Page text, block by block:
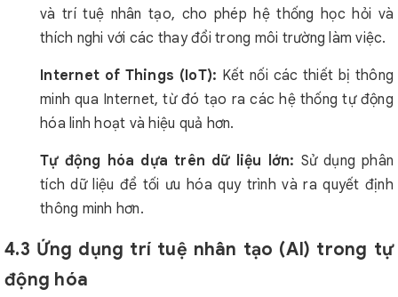
và trí tuệ nhân tạo, cho phép hệ thống học hỏi và
thích nghi với các thay đổi trong môi trường làm việc.
Internet of Things (IoT): Kết nối các thiết bị thông
minh qua Internet, từ đó tạo ra các hệ thống tự động
hóa linh hoạt và hiệu quả hơn.
Tự động hóa dựa trên dữ liệu lớn: Sử dụng phân
tích dữ liệu để tối ưu hóa quy trình và ra quyết định
thông minh hơn.
4.3 Ứng dụng trí tuệ nhân tạo (AI) trong tự
động hóa